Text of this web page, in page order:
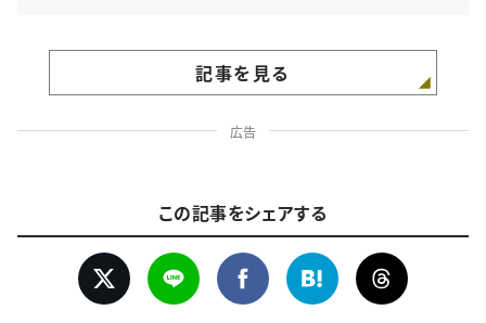
記事を見る
広告
この記事をシェアする